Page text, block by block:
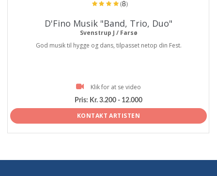
(8)
D'Fino Musik "Band, Trio, Duo"
Svenstrup J / Farsø
God musik til hygge og dans, tilpasset netop din Fest.
Klik for at se video
Pris: Kr. 3.200 - 12.000
KONTAKT ARTISTEN